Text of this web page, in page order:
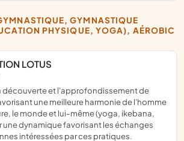
PHYSIQUE, YOGA), AÉROBIC
LOTUS
une meilleure harmonie de l'homme
le monde et lui-même (yoga, ikebana,
une dynamique favorisant les échanges
intéressées par ces pratiques.